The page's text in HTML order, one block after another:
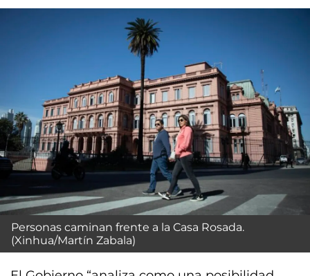
Personas caminan frente a la Casa Rosada.
(Xinhua/Martín Zabala)